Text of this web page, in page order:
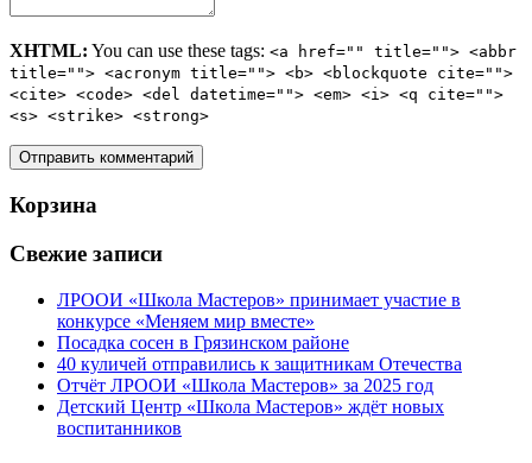
XHTML: You can use these tags: <a href="" title=""> <abbr
title=""> <acronym title=""> <b> <blockquote cite="">
<cite> <code> <del datetime=""> <em> <i> <q cite="">
<s> <strike> <strong>
Корзина
Свежие записи
ЛРООИ «Школа Мастеров» принимает участие в
конкурсе «Меняем мир вместе»
Посадка сосен в Грязинском районе
40 куличей отправились к защитникам Отечества
Отчёт ЛРООИ «Школа Мастеров» за 2025 год
Детский Центр «Школа Мастеров» ждёт новых
воспитанников